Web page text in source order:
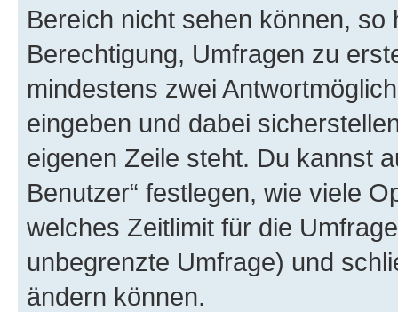
Bereich nicht sehen können,
Berechtigung, Umfragen zu
mindestens zwei
eingeben und dabei
eigenen Zeile steht. Du kannst
Benutzer“ festlegen, wie viele
welches Zeitlimit für die
unbegrenzte Umfrage) und
ändern können.